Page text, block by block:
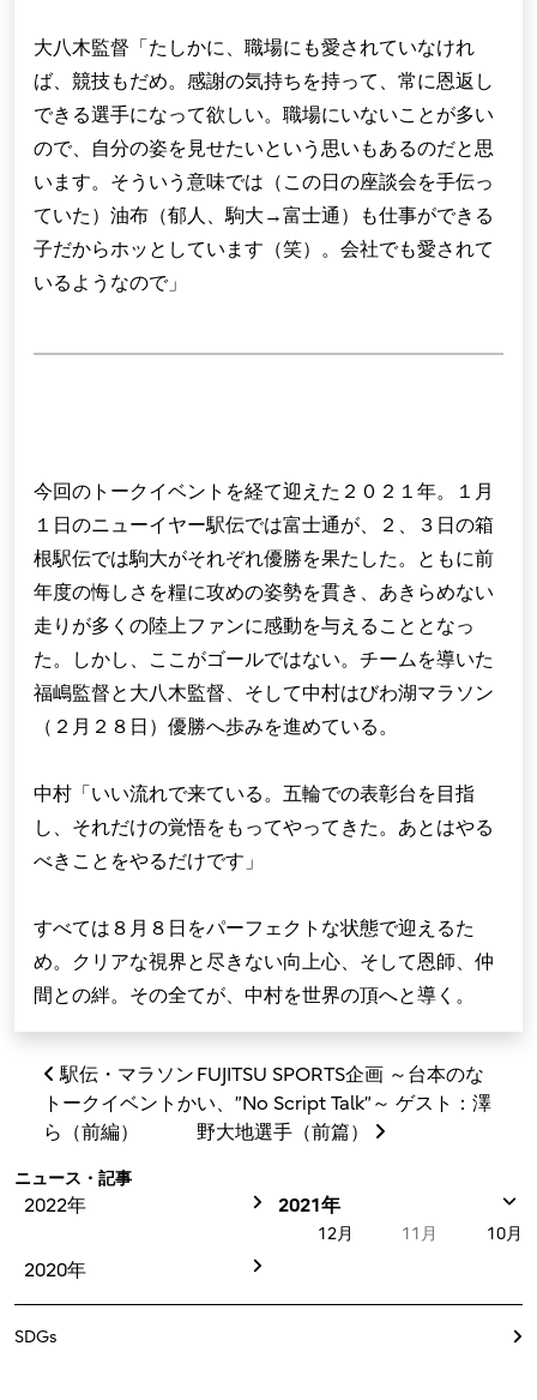
大八木監督「たしかに、職場にも愛されていなけれ
ば、競技もだめ。感謝の気持ちを持って、常に恩返し
できる選手になって欲しい。職場にいないことが多い
ので、自分の姿を見せたいという思いもあるのだと思
います。そういう意味では（この日の座談会を手伝っ
ていた）油布（郁人、駒大→富士通）も仕事ができる
子だからホッとしています（笑）。会社でも愛されて
いるようなので」
今回のトークイベントを経て迎えた２０２１年。１月
１日のニューイヤー駅伝では富士通が、２、３日の箱
根駅伝では駒大がそれぞれ優勝を果たした。ともに前
年度の悔しさを糧に攻めの姿勢を貫き、あきらめない
走りが多くの陸上ファンに感動を与えることとなっ
た。しかし、ここがゴールではない。チームを導いた
福嶋監督と大八木監督、そして中村はびわ湖マラソン
（２月２８日）優勝へ歩みを進めている。
中村「いい流れで来ている。五輪での表彰台を目指
し、それだけの覚悟をもってやってきた。あとはやる
べきことをやるだけです」
すべては８月８日をパーフェクトな状態で迎えるた
め。クリアな視界と尽きない向上心、そして恩師、仲
間との絆。その全てが、中村を世界の頂へと導く。
投稿ナビゲーション
駅伝・マラソン
トークイベントか
ら（前編）
FUJITSU SPORTS企画 ～台本のな
い、”No Script Talk”～ ゲスト：澤
野大地選手（前篇）
ニュース・記事
2022年 2021年
12月 11月 10月
2020年
SDGs